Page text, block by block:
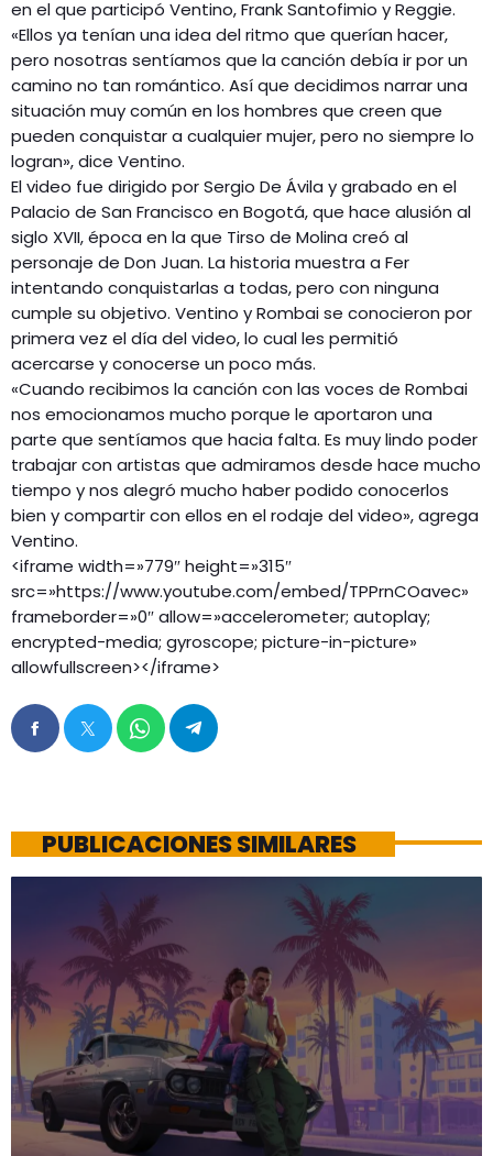
en el que participó Ventino, Frank Santofimio y Reggie.
«Ellos ya tenían una idea del ritmo que querían hacer,
pero nosotras sentíamos que la canción debía ir por un
camino no tan romántico. Así que decidimos narrar una
situación muy común en los hombres que creen que
pueden conquistar a cualquier mujer, pero no siempre lo
logran», dice Ventino.
El video fue dirigido por Sergio De Ávila y grabado en el
Palacio de San Francisco en Bogotá, que hace alusión al
siglo XVII, época en la que Tirso de Molina creó al
personaje de Don Juan. La historia muestra a Fer
intentando conquistarlas a todas, pero con ninguna
cumple su objetivo. Ventino y Rombai se conocieron por
primera vez el día del video, lo cual les permitió
acercarse y conocerse un poco más.
«Cuando recibimos la canción con las voces de Rombai
nos emocionamos mucho porque le aportaron una
parte que sentíamos que hacia falta. Es muy lindo poder
trabajar con artistas que admiramos desde hace mucho
tiempo y nos alegró mucho haber podido conocerlos
bien y compartir con ellos en el rodaje del video», agrega
Ventino.
<iframe width=»779″ height=»315″
src=»https://www.youtube.com/embed/TPPrnCOavec»
frameborder=»0″ allow=»accelerometer; autoplay;
encrypted-media; gyroscope; picture-in-picture»
allowfullscreen></iframe>
PUBLICACIONES SIMILARES